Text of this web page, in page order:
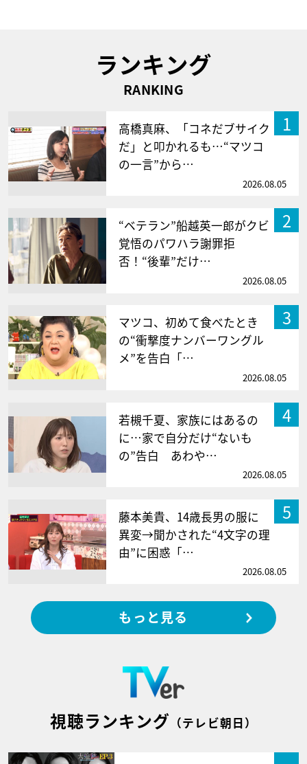
ランキング
RANKING
1
高橋真麻、「コネだブサイク
だ」と叩かれるも…“マツコ
の一言”から…
2026.08.05
2
“ベテラン”船越英一郎がクビ
覚悟のパワハラ謝罪拒
否！“後輩”だけ…
2026.08.05
3
マツコ、初めて食べたとき
の“衝撃度ナンバーワングル
メ”を告白「…
2026.08.05
4
若槻千夏、家族にはあるの
に…家で自分だけ“ないも
の”告白 あわや…
2026.08.05
5
藤本美貴、14歳長男の服に
異変→聞かされた“4文字の理
由”に困惑「…
2026.08.05
もっと見る
視聴ランキング （テレビ朝日）